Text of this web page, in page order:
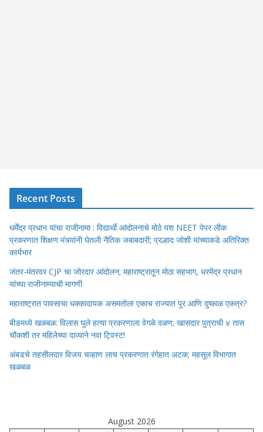
Recent Posts
धर्मेंद्र प्रधान यांचा राजीनामा : विद्यार्थी आंदोलनाचे मोठे यश NEET पेपर लीक
प्रकरणात शिक्षण मंत्र्यांनी घेतली नैतिक जबाबदारी; प्रल्हाद जोशी यांच्याकडे अतिरिक्त
कार्यभार
जंतर-मंतरवर CJP चा जोरदार आंदोलन; महाराष्ट्रातून मोठा सहभाग, धरमेंद्र प्रधान
यांच्या राजीनाम्याची मागणी
महाराष्ट्रात पावसाचा धक्कादायक असमतोल! एकाच राज्यात पूर आणि दुष्काळ एकत्र?
बीडमध्ये खळबळ: विलास घुले हत्या प्रकरणाला वेगळे वळण; खासदार पुत्राची ४ तास
चौकशी तर महिलेच्या दाव्याने नवा ट्विस्ट!
अंबडचे तहसीलदार विजय चव्हाण लाच प्रकरणात रंगेहात अटक; महसूल विभागात
खळबळ
August 2026